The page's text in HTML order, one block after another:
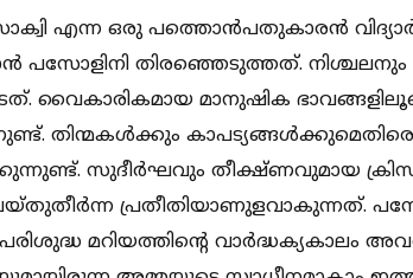
എന്ന ഒരു പത്തൊന്‍പതുകാരന്‍
പസോളിനി തിരഞ്ഞെടുത്തത്.
വൈകാരികമായ മാനുഷിക
തിന്മകള്‍ക്കും കാപട്യങ്ങള്‍ക്കുമെതിരെ
സുദീര്‍ഘവും തീക്ഷ്ണവുമായ
പ്രതീതിയാണുളവാകുന്നത്.
മറിയത്തിന്റെ വാര്‍ദ്ധക്യകാലം